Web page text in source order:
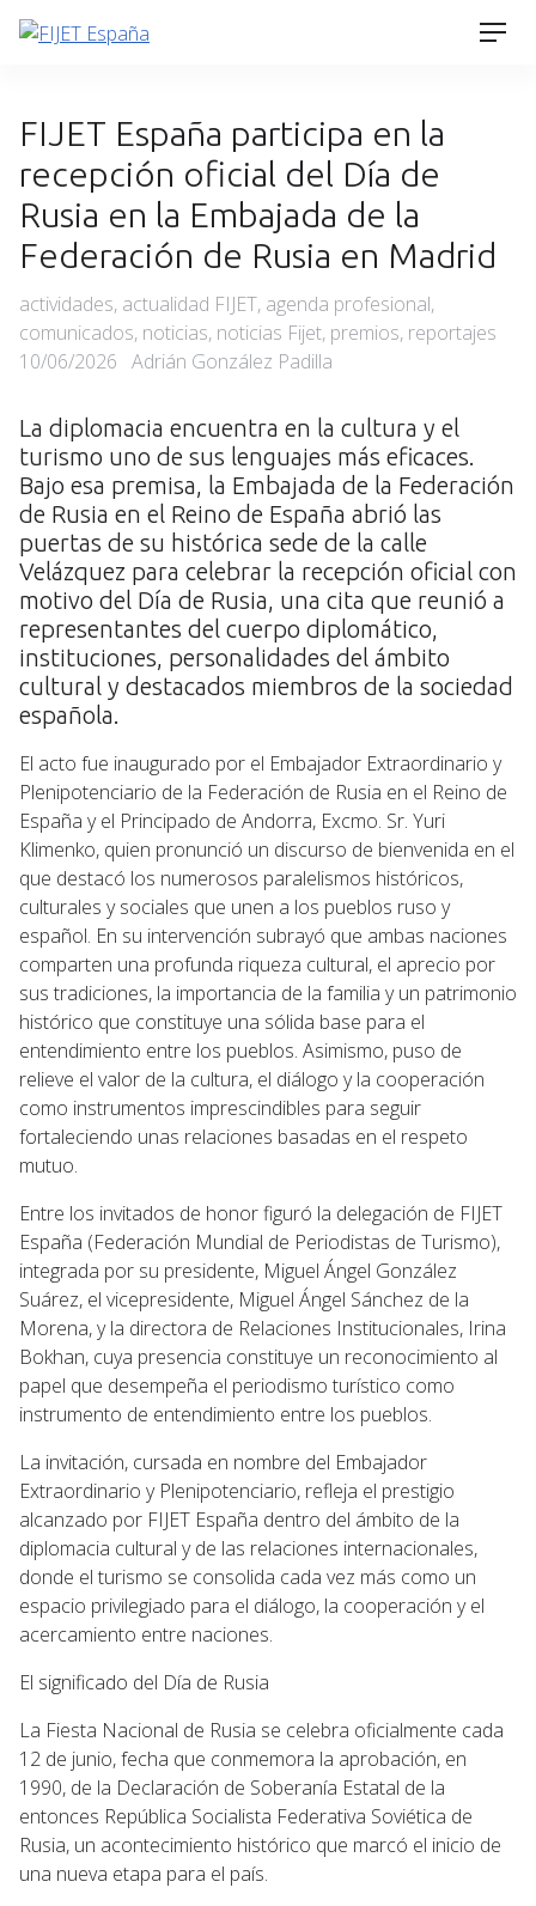
Skip
FIJET España participa en la
recepción oficial del Día de
Rusia en la Embajada de la
Federación de Rusia en Madrid
Categories
actividades, actualidad FIJET, agenda profesional,
comunicados, noticias, noticias Fijet, premios, reportajes
10/06/2026 Adrián González Padilla
La diplomacia encuentra en la cultura y el
turismo uno de sus lenguajes más eficaces.
Bajo esa premisa, la Embajada de la Federación
de Rusia en el Reino de España abrió las
puertas de su histórica sede de la calle
Velázquez para celebrar la recepción oficial con
motivo del Día de Rusia, una cita que reunió a
representantes del cuerpo diplomático,
instituciones, personalidades del ámbito
cultural y destacados miembros de la sociedad
española.
El acto fue inaugurado por el Embajador Extraordinario y
Plenipotenciario de la Federación de Rusia en el Reino de
España y el Principado de Andorra, Excmo. Sr. Yuri
Klimenko, quien pronunció un discurso de bienvenida en el
que destacó los numerosos paralelismos históricos,
culturales y sociales que unen a los pueblos ruso y
español. En su intervención subrayó que ambas naciones
comparten una profunda riqueza cultural, el aprecio por
sus tradiciones, la importancia de la familia y un patrimonio
histórico que constituye una sólida base para el
entendimiento entre los pueblos. Asimismo, puso de
relieve el valor de la cultura, el diálogo y la cooperación
como instrumentos imprescindibles para seguir
fortaleciendo unas relaciones basadas en el respeto
mutuo.
Entre los invitados de honor figuró la delegación de FIJET
España (Federación Mundial de Periodistas de Turismo),
integrada por su presidente, Miguel Ángel González
Suárez, el vicepresidente, Miguel Ángel Sánchez de la
Morena, y la directora de Relaciones Institucionales, Irina
Bokhan, cuya presencia constituye un reconocimiento al
papel que desempeña el periodismo turístico como
instrumento de entendimiento entre los pueblos.
La invitación, cursada en nombre del Embajador
Extraordinario y Plenipotenciario, refleja el prestigio
alcanzado por FIJET España dentro del ámbito de la
diplomacia cultural y de las relaciones internacionales,
donde el turismo se consolida cada vez más como un
espacio privilegiado para el diálogo, la cooperación y el
acercamiento entre naciones.
El significado del Día de Rusia
La Fiesta Nacional de Rusia se celebra oficialmente cada
12 de junio, fecha que conmemora la aprobación, en
1990, de la Declaración de Soberanía Estatal de la
entonces República Socialista Federativa Soviética de
Rusia, un acontecimiento histórico que marcó el inicio de
una nueva etapa para el país.